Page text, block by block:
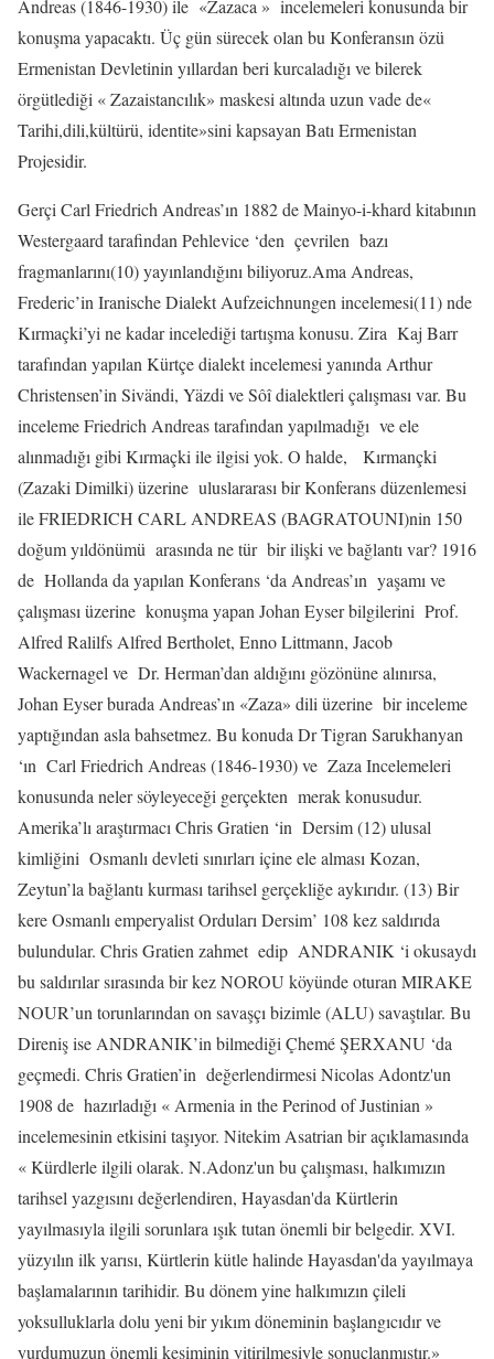
Andreas (1846-1930) ile «Zazaca » incelemeleri konusunda bir
konuşma yapacaktı. Üç gün sürecek olan bu Konferansın özü
Ermenistan Devletinin yıllardan beri kurcaladığı ve bilerek
örgütlediği « Zazaistancılık» maskesi altında uzun vade de«
Tarihi,dili,kültürü, identite»sini kapsayan Batı Ermenistan
Projesidir.
Gerçi Carl Friedrich Andreas’ın 1882 de Mainyo-i-khard kitabının
Westergaard tarafindan Pehlevice ‘den çevrilen bazı
fragmanlarını(10) yayınlandığını biliyoruz.Ama Andreas,
Frederic’in Iranische Dialekt Aufzeichnungen incelemesi(11) nde
Kırmaçki’yi ne kadar incelediği tartışma konusu. Zira Kaj Barr
tarafından yapılan Kürtçe dialekt incelemesi yanında Arthur
Christensen’in Sivändi, Yäzdi ve Sôî dialektleri çalışması var. Bu
inceleme Friedrich Andreas tarafından yapılmadığı ve ele
alınmadığı gibi Kırmaçki ile ilgisi yok. O halde,
Kırmançki
(Zazaki Dimilki) üzerine uluslararası bir Konferans düzenlemesi
ile FRIEDRICH CARL ANDREAS (BAGRATOUNI)nin 150
doğum yıldönümü arasında ne tür bir ilişki ve bağlantı var? 1916
de Hollanda da yapılan Konferans ‘da Andreas’ın yaşamı ve
çalışması üzerine konuşma yapan Johan Eyser bilgilerini Prof.
Alfred Ralilfs Alfred Bertholet, Enno Littmann, Jacob
Wackernagel ve Dr. Herman’dan aldığını gözönüne alınırsa,
Johan Eyser burada Andreas’ın «Zaza» dili üzerine bir inceleme
yaptığından asla bahsetmez. Bu konuda Dr Tigran Sarukhanyan
‘ın Carl Friedrich Andreas (1846-1930) ve Zaza Incelemeleri
konusunda neler söyleyeceği gerçekten merak konusudur.
Amerika’lı araştırmacı Chris Gratien ‘in Dersim (12) ulusal
kimliğini Osmanlı devleti sınırları içine ele alması Kozan,
Zeytun’la bağlantı kurması tarihsel gerçekliğe aykırıdır. (13) Bir
kere Osmanlı emperyalist Orduları Dersim’ 108 kez saldırıda
bulundular. Chris Gratien zahmet edip ANDRANIK ‘i okusaydı
bu saldırılar sırasında bir kez NOROU köyünde oturan MIRAKE
NOUR’un torunlarından on savaşçı bizimle (ALU) savaştılar. Bu
Direniş ise ANDRANIK’in bilmediği Çhemé ŞERXANU ‘da
geçmedi. Chris Gratien’in değerlendirmesi Nicolas Adontz'un
1908 de hazırladığı « Armenia in the Perinod of Justinian »
incelemesinin etkisini taşıyor. Nitekim Asatrian bir açıklamasında
« Kürdlerle ilgili olarak. N.Adonz'un bu çalışması, halkımızın
tarihsel yazgısını değerlendiren, Hayasdan'da Kürtlerin
yayılmasıyla ilgili sorunlara ışık tutan önemli bir belgedir. XVI.
yüzyılın ilk yarısı, Kürtlerin kütle halinde Hayasdan'da yayılmaya
başlamalarının tarihidir. Bu dönem yine halkımızın çileli
yoksulluklarla dolu yeni bir yıkım döneminin başlangıcıdır ve
yurdumuzun önemli kesiminin yitirilmesiyle sonuçlanmıştır.»